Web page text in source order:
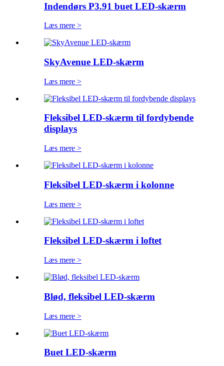
Indendørs P3.91 buet LED-skærm
Læs mere >
SkyAvenue LED-skærm
Læs mere >
Fleksibel LED-skærm til fordybende
displays
Læs mere >
Fleksibel LED-skærm i kolonne
Læs mere >
Fleksibel LED-skærm i loftet
Læs mere >
Blød, fleksibel LED-skærm
Læs mere >
Buet LED-skærm